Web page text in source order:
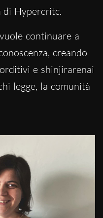
di Hypercritc.
continuare a
creando
e shinjirarenai
legge, la comunità